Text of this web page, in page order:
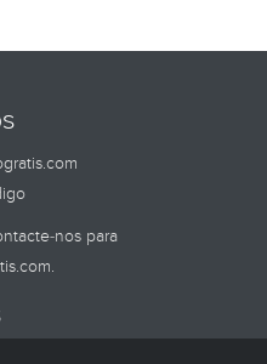
nos para
.